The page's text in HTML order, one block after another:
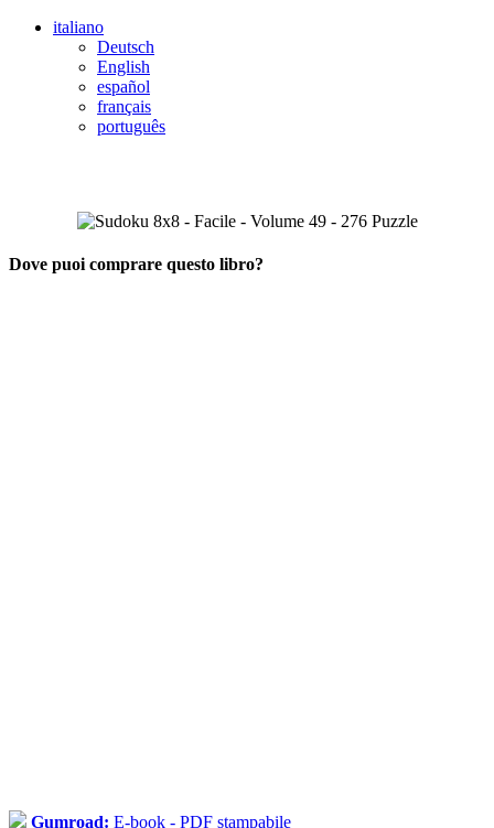
italiano
Deutsch
English
español
français
português
Dove puoi comprare questo libro?
Gumroad: E-book - PDF stampabile